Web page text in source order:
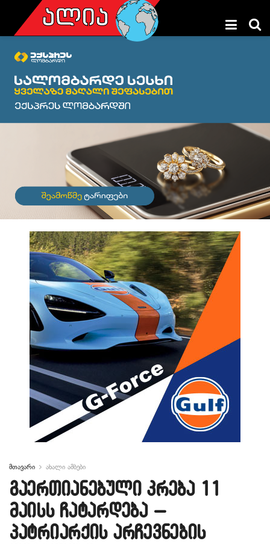
მთავარი ახალი ამბები
გაერთიანებული კრება 11
მაისს ჩატარდება –
პატრიარქის არჩევნების